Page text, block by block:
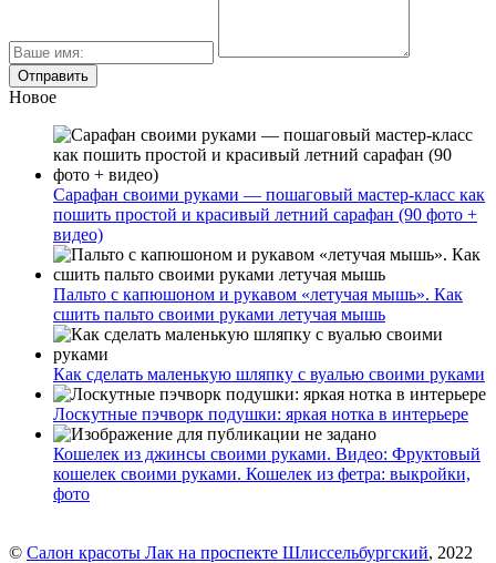
Новое
Сарафан своими руками — пошаговый мастер-класс как
пошить простой и красивый летний сарафан (90 фото +
видео)
Пальто с капюшоном и рукавом «летучая мышь». Как
сшить пальто своими руками летучая мышь
Как сделать маленькую шляпку с вуалью своими руками
Лоскутные пэчворк подушки: яркая нотка в интерьере
Кошелек из джинсы своими руками. Видео: Фруктовый
кошелек своими руками. Кошелек из фетра: выкройки,
фото
© Салон красоты Лак на проспекте Шлиссельбургский, 2022